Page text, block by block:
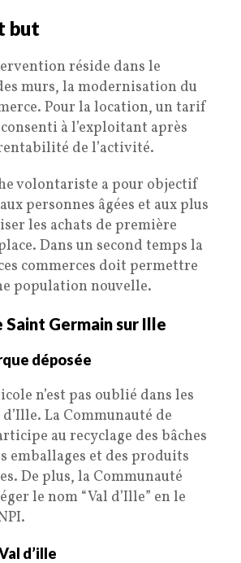
but
réside dans le
murs, la modernisation du
Pour la location, un tarif
à l’exploitant après
de l’activité.
volontariste a pour objectif
personnes âgées et aux plus
les achats de première
Dans un second temps la
commerces doit permettre
population nouvelle.
Saint Germain sur Ille
déposée
n’est pas oublié dans les
La Communauté de
au recyclage des bâches
emballages et des produits
De plus, la Communauté
le nom “Val d’Ille” en le
d’ille